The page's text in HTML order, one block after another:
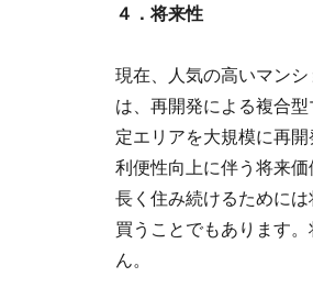
４．将来性
現在、人気の高いマン
は、再開発による複合
定エリアを大規模に再
利便性向上に伴う将来
長く住み続けるために
買うことでもあります
ん。